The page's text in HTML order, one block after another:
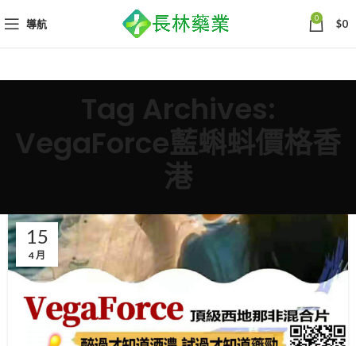
導航 0 $0
Tag Archives:
VegaForce藍蝌蚪價格香
港
15
4 月